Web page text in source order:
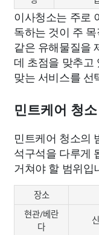
이사청소는 주로
독하는 것이 주
같은 유해물질을
데 초점을 맞추고
맞는 서비스를 선
민트케어 청소
민트케어 청소의
석구석을 다루게
거쳐야 할 범위입
장소
현관/베란
다